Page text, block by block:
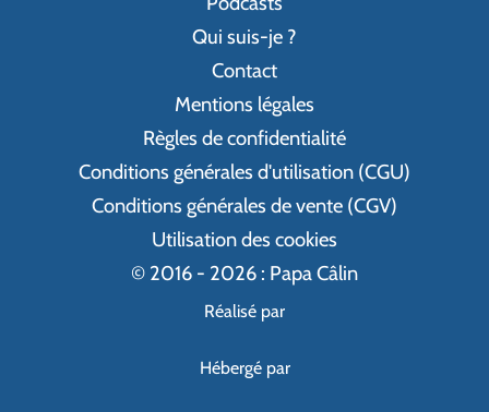
Qui suis-je ?
Contact
Mentions légales
Règles de confidentialité
Conditions générales d'utilisation (CGU)
Conditions générales de vente (CGV)
Utilisation des cookies
© 2016 - 2026 : Papa Câlin
Réalisé par
Hébergé par